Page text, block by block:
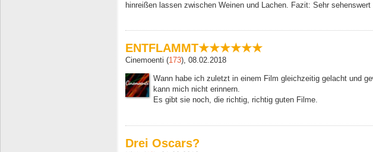
hinreißen lassen zwischen Weinen und Lachen. Fazit: Sehr sehenswert
ENTFLAMMT★★★★★★
Cinemoenti (173), 08.02.2018
Wann habe ich zuletzt in einem Film gleichzeitig gelacht und
kann mich nicht erinnern.
Es gibt sie noch, die richtig, richtig guten Filme.
Drei Oscars?